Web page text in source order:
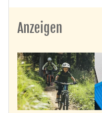
Anzeigen